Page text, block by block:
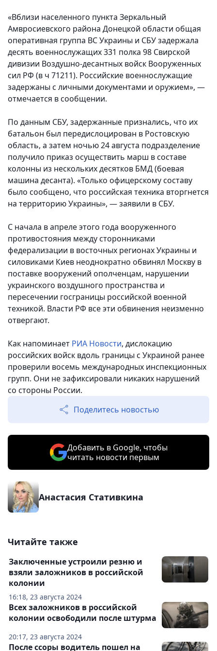
«Вблизи населенного пункта Зеркальный
Амвросиевского района Донецкой области общая
оперативная группа ВС Украины и СБУ задержала
десять военнослужащих 331 полка 98 Свирской
дивизии Воздушно-десантных войск Вооруженных
сил РФ (в ч 71211). Российские военнослужащие
задержаны с личными документами и оружием», —
отмечается в сообщении.
По данным СБУ, задержанные признались, что их
батальон был передислоцирован в Ростовскую
область, а затем ночью 24 августа подразделение
получило приказ осуществить марш в составе
колонны из нескольких десятков БМД (боевая
машина десанта). «Только офицерскому составу
было сообщено, что российская техника вторгнется
на территорию Украины», — заявили в СБУ.
С начала в апреле этого года вооруженного
противостояния между сторонниками
федерализации в восточных регионах Украины и
силовиками Киев неоднократно обвинял Москву в
поставке вооружений ополченцам, нарушении
украинского воздушного пространства и
пересечении госграницы российской военной
техникой. Власти РФ все эти обвинения неизменно
отвергают.
Как напоминает РИА Новости, дислокацию
российских войск вдоль границы с Украиной ранее
проверили восемь международных инспекционных
групп. Они не зафиксировали никаких нарушений
со стороны России.
Поделитесь новостью
Добавить в Google, чтобы
читать новости первым
Анастасия Стативкина
Читайте также
16:18, 23 августа 2024
Заключенные устроили резню и
взяли заложников в российской
колонии
20:17, 23 августа 2024
Всех заложников в российской
колонии освободили после штурма
После ссоры водитель пошел на